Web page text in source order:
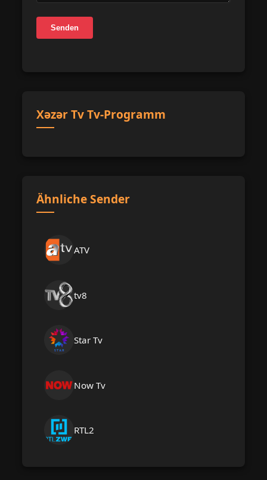
Senden
Xəzər Tv Tv-Programm
Ähnliche Sender
ATV
tv8
Star Tv
Now Tv
RTL2